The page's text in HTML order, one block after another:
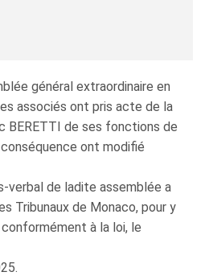
général extraordinaire en
associés ont pris acte de la
BERETTI de ses fonctions de
ont modifié
verbal de ladite assemblée a
Tribunaux de Monaco, pour y
à la loi, le